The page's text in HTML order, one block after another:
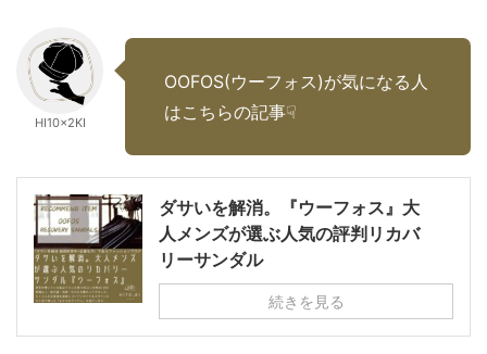
HI10×2KI
OOFOS(ウーフォス)が気になる人
はこちらの記事☟
ダサいを解消。『ウーフォス』大
人メンズが選ぶ人気の評判リカバ
リーサンダル
続きを見る